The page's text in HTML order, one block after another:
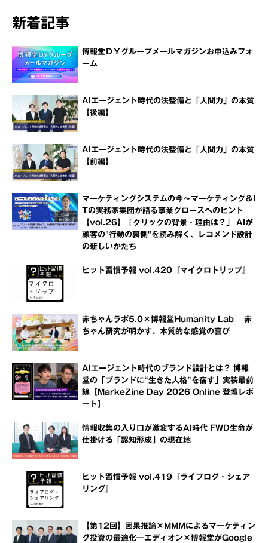
新着記事
博報堂ＤＹグループメールマガジンお申込みフォ
ーム
AIエージェント時代の法整備と「人間力」の本質
【後編】
AIエージェント時代の法整備と「人間力」の本質
【前編】
マーケティングシステムの今～マーケティング＆I
Tの実務家集団が語る事業グロースへのヒント
【vol.26】「クリックの背景・理由は？」 AIが
顧客の"行動の裏側"を読み解く、レコメンド設計
の新しいかたち
ヒット習慣予報 vol.420『マイクロトリップ』
赤ちゃんラボ5.0×博報堂Humanity Lab 赤
ちゃん研究が明かす、本質的な感覚の喜び
AIエージェント時代のブランド設計とは？ 博報
堂の「ブランドに“生きた人格”を宿す」実装最前
線【MarkeZine Day 2026 Online 登壇レポ
ート】
情報収集の入り口が激変するAI時代 FWD生命が
仕掛ける「認知形成」の現在地
ヒット習慣予報 vol.419『ライフログ・シェア
リング』
【第12回】因果推論×MMMによるマーケティン
グ投資の最適化―エディオン×博報堂がGoogle